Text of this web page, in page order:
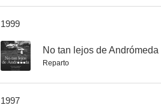
1999
-- No tan lejos de Andrómeda
Reparto
1997